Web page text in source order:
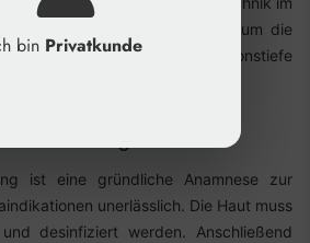
zu erlernen, um die
und die korrekte Injektionstiefe
Markierung
ist eine gründliche Anamnese zur
unerlässlich. Die Haut muss
desinfiziert werden. Anschließend
bin Privatkunde